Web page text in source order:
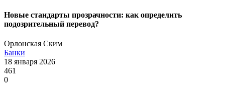
Новые стандарты прозрачности: как определить
подозрительный перевод?
Орлонская Ским
Банки
18 января 2026
461
0